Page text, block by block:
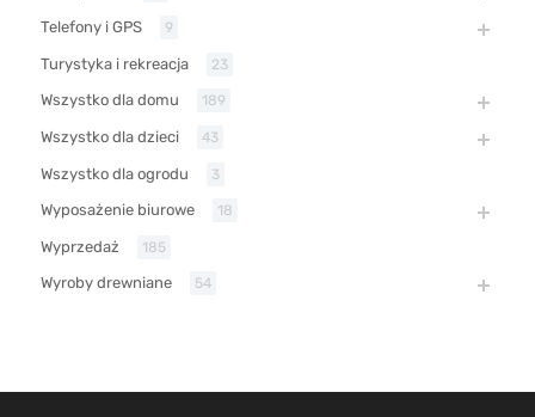
Telefony i GPS 9
Turystyka i rekreacja 23
Wszystko dla domu 189
Wszystko dla dzieci 43
Wszystko dla ogrodu 3
Wyposażenie biurowe 18
Wyprzedaż 185
Wyroby drewniane 54